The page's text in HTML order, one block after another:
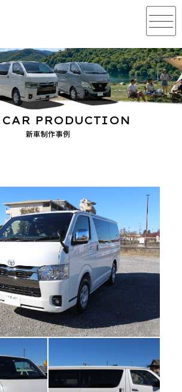
新車制作事例
CAR PRODUCTION